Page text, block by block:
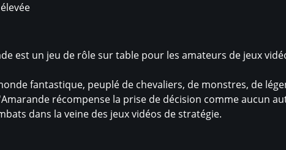
est un jeu de rôle sur table pour les amateurs de jeux
fantastique, peuplé de chevaliers, de monstres, de
récompense la prise de décision comme aucun
dans la veine des jeux vidéos de stratégie.